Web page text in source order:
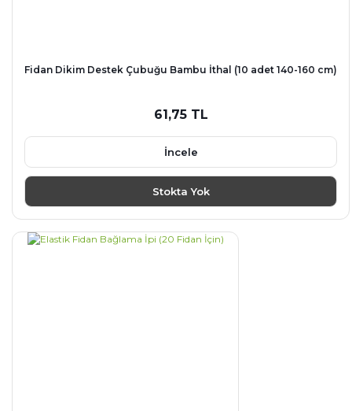
Fidan Dikim Destek Çubuğu Bambu İthal (10 adet 140-160 cm)
61,75 TL
İncele
Stokta Yok